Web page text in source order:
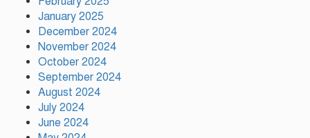
প্রতি ইউনিয়নে খেলার মাঠ ও জেলায়
January 2025
December 2024
November 2024
October 2024
September 2024
August 2024
July 2024
June 2024